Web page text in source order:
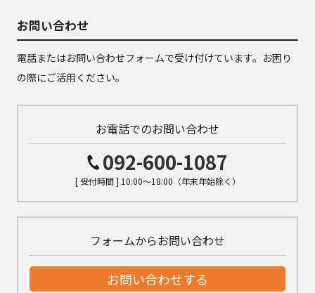
お問い合わせ
電話またはお問い合わせフォームで受け付けています。お困り
の際にご活用ください。
お電話でのお問い合わせ
092-600-1087
[ 受付時間 ] 10:00～18:00（年末年始除く）
フォームからお問い合わせ
お問い合わせする